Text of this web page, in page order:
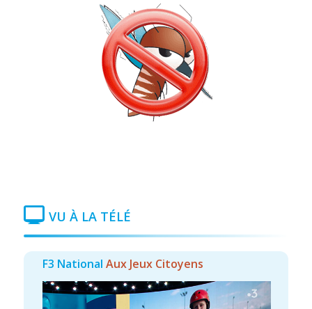
VU À LA TÉLÉ
F3 National Aux Jeux Citoyens